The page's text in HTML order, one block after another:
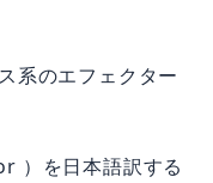
系のエフェクター
）を日本語訳する